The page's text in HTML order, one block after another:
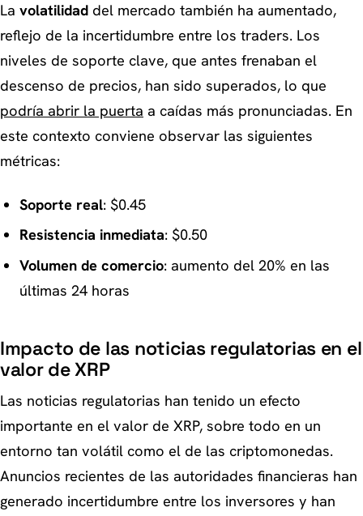
La volatilidad del mercado también ha aumentado,
reflejo de la incertidumbre entre los traders. Los
niveles de soporte clave, que antes frenaban el
descenso de precios, han sido superados, lo que
podría abrir la puerta a caídas más pronunciadas. En
este contexto conviene observar las siguientes
métricas:
Soporte real: $0.45
Resistencia inmediata: $0.50
Volumen de comercio: aumento del 20% en las
últimas 24 horas
Impacto de las noticias regulatorias en el
valor de XRP
Las noticias regulatorias han tenido un efecto
importante en el valor de XRP, sobre todo en un
entorno tan volátil como el de las criptomonedas.
Anuncios recientes de las autoridades financieras han
generado incertidumbre entre los inversores y han